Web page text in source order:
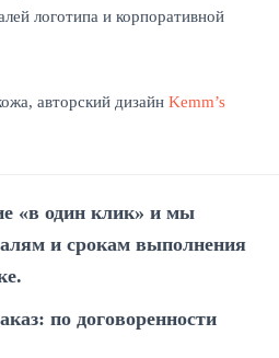
логотипа и корпоративной
авторский дизайн Kemm’s
«в один клик» и мы
и срокам выполнения
по договоренности